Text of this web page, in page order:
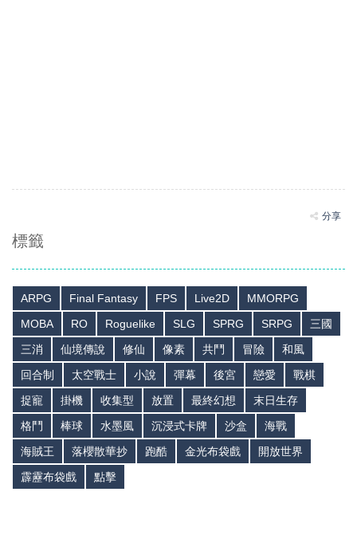
分享
標籤
ARPG Final Fantasy FPS Live2D
MMORPG
MOBA
RO Roguelike SLG SPRG SRPG
三國
三消
仙境傳說 修仙 像素 共鬥 冒險
和風
回合制
太空戰士 小說 彈幕 後宮 戀愛
戰棋
捉寵
掛機 收集型 放置 最終幻想
末日生存
格鬥
棒球 水墨風 沉浸式卡牌 沙盒
海戰
海賊王
落櫻散華抄 跑酷 金光布袋戲
開放世界
霹靂布袋戲
點擊